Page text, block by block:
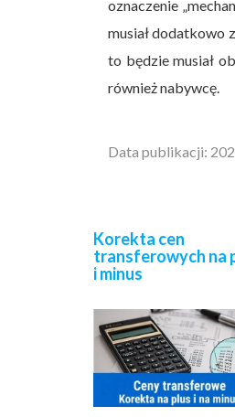
oznaczenie
musiał dodatkowo
to będzie musiał
również nabywcę.
Data publikacji:
Korekta cen
transferowych na
i minus